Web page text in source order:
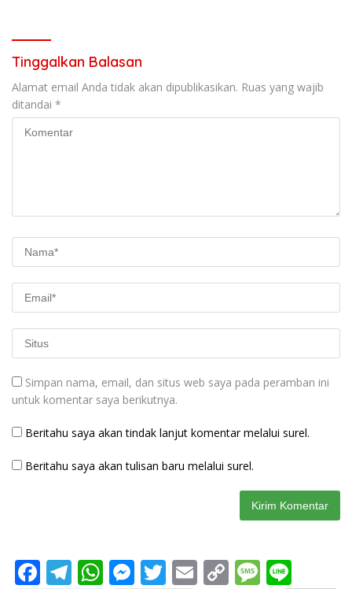
Tinggalkan Balasan
Alamat email Anda tidak akan dipublikasikan. Ruas yang wajib
ditandai *
Simpan nama, email, dan situs web saya pada peramban ini
untuk komentar saya berikutnya.
Beritahu saya akan tindak lanjut komentar melalui surel.
Beritahu saya akan tulisan baru melalui surel.
F T W M T E C M